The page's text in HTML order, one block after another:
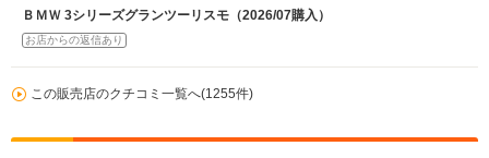
ＢＭＷ 3シリーズグランツーリスモ（2026/07購入）
お店からの返信あり
この販売店のクチコミ一覧へ(1255件)